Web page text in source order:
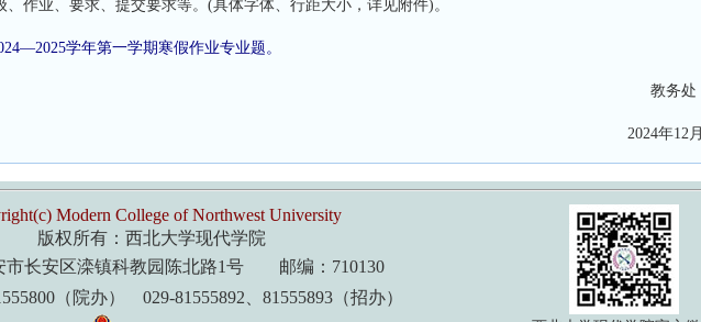
业、要求、提交要求等。(具体字体、行距大小，详见附件)。
学年第一学期寒假作业专业题。
教务
2024年12月
Modern College of Northwest University
版权所有：西北大学现代学院
市长安区滦镇科教园陈北路1号 邮编：710130
（院办） 029-81555892、81555893（招办）